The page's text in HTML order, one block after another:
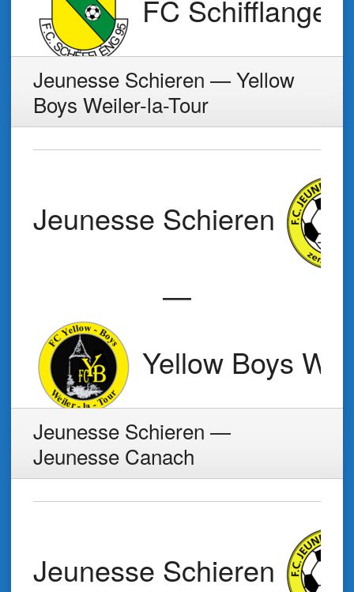
FC Schifflange
Jeunesse Schieren — Yellow
Boys Weiler-la-Tour
Jeunesse Schieren
—
Yellow Boys
Jeunesse Schieren —
Jeunesse Canach
Jeunesse Schieren